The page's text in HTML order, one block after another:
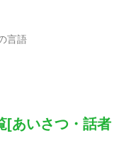
言語
[あいさつ・話者